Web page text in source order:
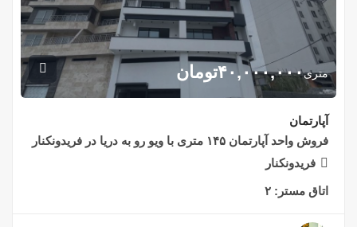
متری۴۰,۰۰۰,۰۰۰تومان
آپارتمان
فروش واحد آپارتمان ۱۴۵ متری با ویو رو به دریا در فریدونکنار
فریدونکنار
اتاق مستر: ۲